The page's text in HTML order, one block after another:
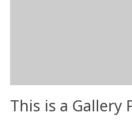
This is a Gallery